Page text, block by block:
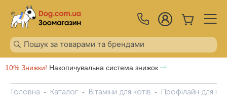
10% Знижки! Накопичувальна система знижок
Головна Каталог Вітаміни для котів Профілайн для